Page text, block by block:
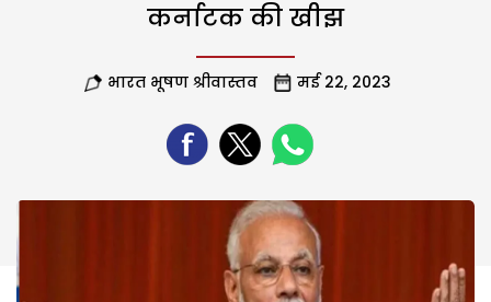
कर्नाटक की खीझ
भारत भूषण श्रीवास्तव मई 22, 2023